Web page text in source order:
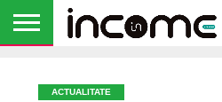
ACTUALITATE